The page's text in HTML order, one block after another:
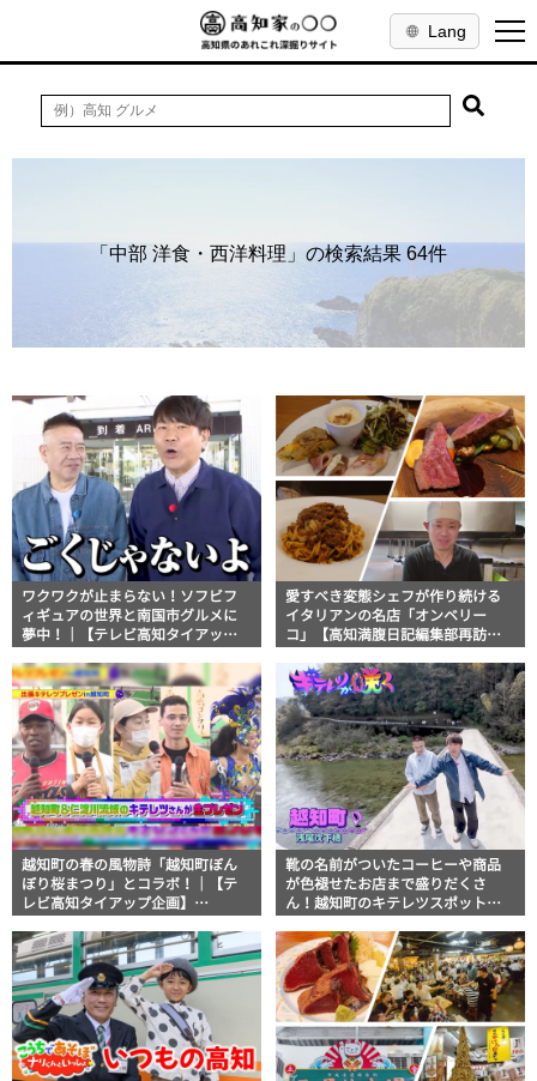
Lang
「中部 洋食・西洋料理」の検索結果 64件
ワクワクが止まらない！ソフビフ
ィギュアの世界と南国市グルメに
夢中！｜【テレビ高知タイアップ
く！
愛すべき変態シェフが作り続ける
イタリアンの名店「オンベリー
コ」【高知満腹日記編集部再訪
越知町の春の風物詩「越知町ぼん
ぼり桜まつり」とコラボ！｜【テ
レビ高知タイアップ企画】
靴の名前がついたコーヒーや商品
が色褪せたお店まで盛りだくさ
ん！越知町のキテレツスポット巡
画】FUJIWARAのキテレツが咲く！